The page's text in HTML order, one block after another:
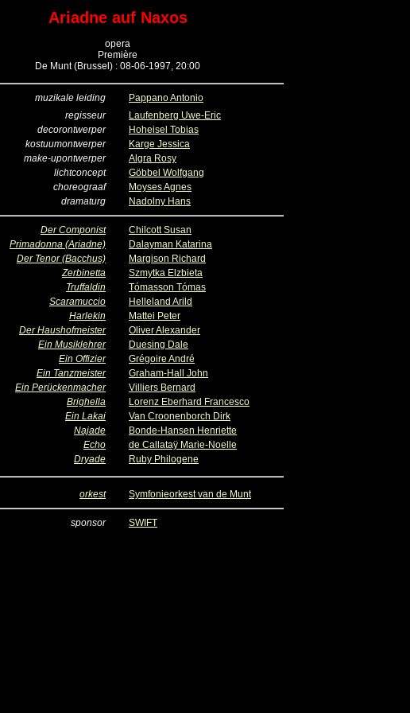
Ariadne auf Naxos
opera
Première
De Munt (Brussel) : 08-06-1997, 20:00
muzikale leiding
Pappano Antonio
regisseur
Laufenberg Uwe-Eric
decorontwerper
Hoheisel Tobias
kostuumontwerper
Karge Jessica
make-upontwerper
Algra Rosy
lichtconcept
Göbbel Wolfgang
choreograaf
Moyses Agnes
dramaturg
Nadolny Hans
Der Componist
Chilcott Susan
Primadonna (Ariadne)
Dalayman Katarina
Der Tenor (Bacchus)
Margison Richard
Zerbinetta
Szmytka Elzbieta
Truffaldin
Tómasson Tómas
Scaramuccio
Helleland Arild
Harlekin
Mattei Peter
Der Haushofmeister
Oliver Alexander
Ein Musiklehrer
Duesing Dale
Ein Offizier
Grégoire André
Ein Tanzmeister
Graham-Hall John
Ein Perückenmacher
Villiers Bernard
Brighella
Lorenz Eberhard Francesco
Ein Lakai
Van Croonenborch Dirk
Najade
Bonde-Hansen Henriette
Echo
de Callataÿ Marie-Noelle
Dryade
Ruby Philogene
orkest Symfonieorkest van de Munt
sponsor SWIFT